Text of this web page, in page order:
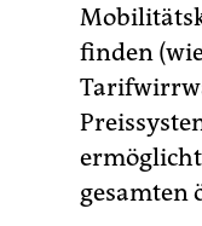
finden
gesamten